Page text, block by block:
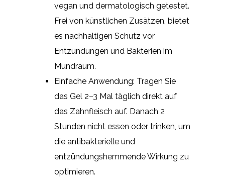
vegan und dermatologisch getestet.
Frei von künstlichen Zusätzen, bietet
es nachhaltigen Schutz vor
Entzündungen und Bakterien im
Mundraum.
Einfache Anwendung: Tragen Sie
das Gel 2–3 Mal täglich direkt auf
das Zahnfleisch auf. Danach 2
Stunden nicht essen oder trinken, um
die antibakterielle und
entzündungshemmende Wirkung zu
optimieren.